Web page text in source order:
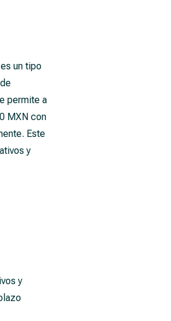
un tipo
permite a
MXN con
Este
y
y